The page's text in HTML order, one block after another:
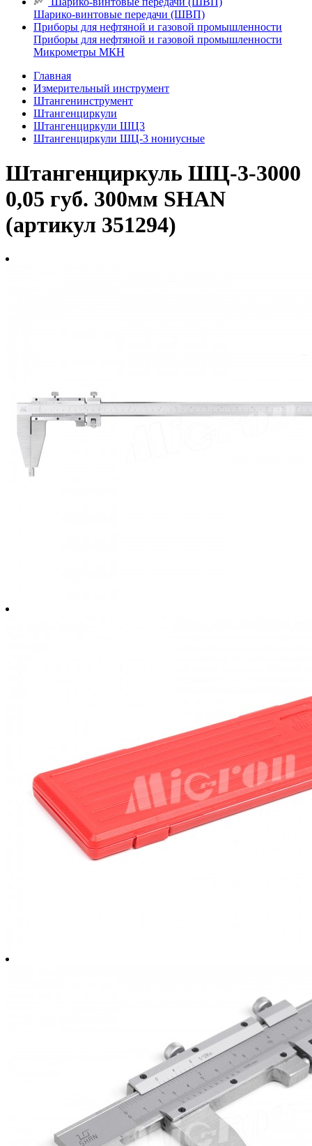
Шарико-винтовые передачи (ШВП)
Приборы для нефтяной и газовой промышленности
Приборы для нефтяной и газовой промышленности
Микрометры МКН
Главная
Измерительный инструмент
Штангенинструмент
Штангенциркули
Штангенциркули ШЦ3
Штангенциркули ШЦ-3 нониусные
Штангенциркуль ШЦ-3-3000
0,05 губ. 300мм SHAN
(артикул 351294)